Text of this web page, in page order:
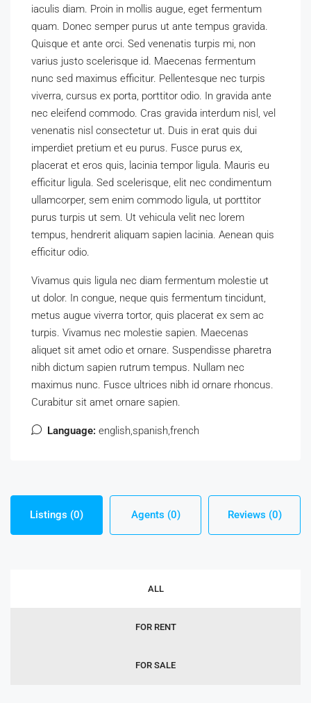
iaculis diam. Proin in mollis augue, eget fermentum
quam. Donec semper purus ut ante tempus gravida.
Quisque et ante orci. Sed venenatis turpis mi, non
varius justo scelerisque id. Maecenas fermentum
nunc sed maximus efficitur. Pellentesque nec turpis
viverra, cursus ex porta, porttitor odio. In gravida ante
nec eleifend commodo. Cras gravida interdum nisl, vel
venenatis nisl consectetur ut. Duis in erat quis dui
imperdiet pretium et eu purus. Fusce purus ex,
placerat et eros quis, lacinia tempor ligula. Mauris eu
efficitur ligula. Sed scelerisque, elit nec condimentum
ullamcorper, sem enim commodo ligula, ut porttitor
purus turpis ut sem. Ut vehicula velit nec lorem
tempus, hendrerit aliquam sapien lacinia. Aenean quis
efficitur odio.
Vivamus quis ligula nec diam fermentum molestie ut
ut dolor. In congue, neque quis fermentum tincidunt,
metus augue viverra tortor, quis placerat ex sem ac
turpis. Vivamus nec molestie sapien. Maecenas
aliquet sit amet odio et ornare. Suspendisse pharetra
nibh dictum sapien rutrum tempus. Nullam nec
maximus nunc. Fusce ultrices nibh id ornare rhoncus.
Curabitur sit amet ornare sapien.
Language: english,spanish,french
Listings (0) Agents (0) Reviews (0)
ALL
FOR RENT
FOR SALE